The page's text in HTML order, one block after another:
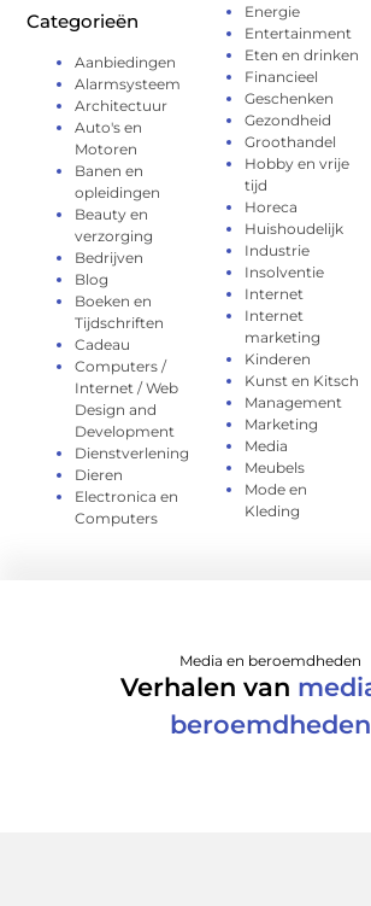
Categorieën
Aanbiedingen
Alarmsysteem
Architectuur
Auto's en
Motoren
Banen en
opleidingen
Beauty en
verzorging
Bedrijven
Blog
Boeken en
Tijdschriften
Cadeau
Computers /
Internet / Web
Design and
Development
Dienstverlening
Dieren
Electronica en
Computers
Energie
Entertainment
Eten en drinken
Financieel
Geschenken
Gezondheid
Groothandel
Hobby en vrije
tijd
Horeca
Huishoudelijk
Industrie
Insolventie
Internet
Internet
marketing
Kinderen
Kunst en Kitsch
Management
Marketing
Media
Meubels
Mode en
Kleding
Media en beroemdheden
Verhalen van
beroemdheden